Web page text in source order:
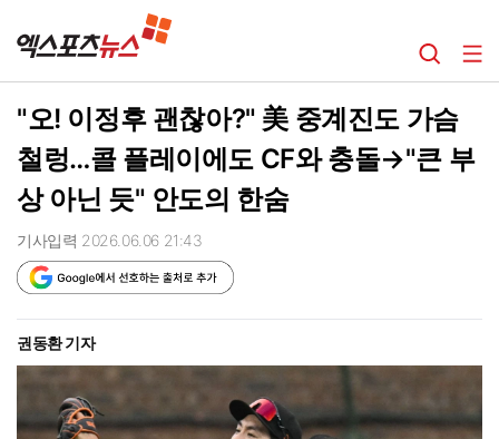
"오! 이정후 괜찮아?" 美 중계진도 가슴
철렁…콜 플레이에도 CF와 충돌→"큰 부
상 아닌 듯" 안도의 한숨
기사입력 2026.06.06 21:43
권동환 기자